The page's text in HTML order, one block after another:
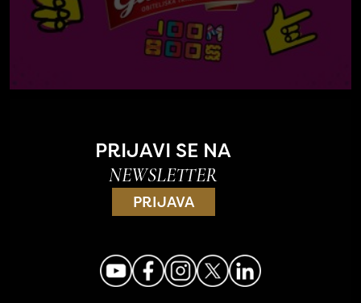
PRIJAVI SE NA
NEWSLETTER
PRIJAVA